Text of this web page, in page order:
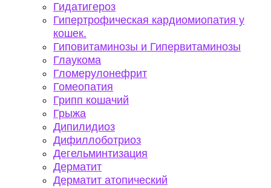
Гидатигероз
Гипертрофическая кардиомиопатия у
кошек.
Гиповитаминозы и Гипервитаминозы
Глаукома
Гломерулонефрит
Гомеопатия
Грипп кошачий
Грыжа
Дипилидиоз
Дифиллоботриоз
Дегельминтизация
Дерматит
Дерматит атопический